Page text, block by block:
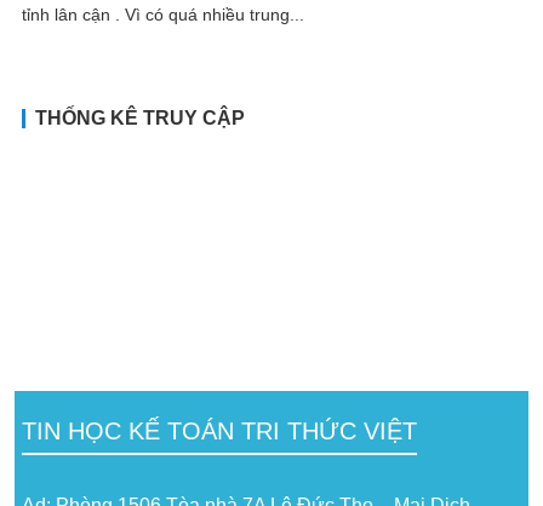
tỉnh lân cận . Vì có quá nhiều trung...
THỐNG KÊ TRUY CẬP
TIN HỌC KẾ TOÁN TRI THỨC VIỆT